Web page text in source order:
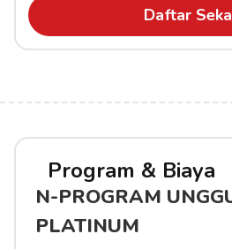
Daftar
Program & Biaya
N-PROGRAM
PLATINUM